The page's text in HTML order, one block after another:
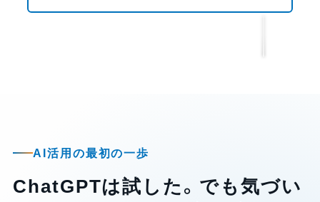
AI活用の最初の一歩
ChatGPTは試した。でも気づい